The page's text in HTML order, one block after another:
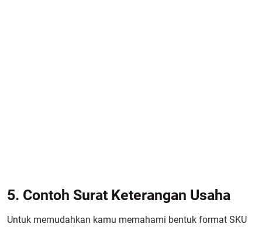
5. Contoh Surat Keterangan Usaha
Untuk memudahkan kamu memahami bentuk format SKU